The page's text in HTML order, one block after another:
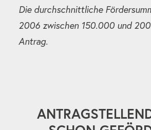
Die durchschnittliche
2006 zwischen 150.000 und
Antrag.